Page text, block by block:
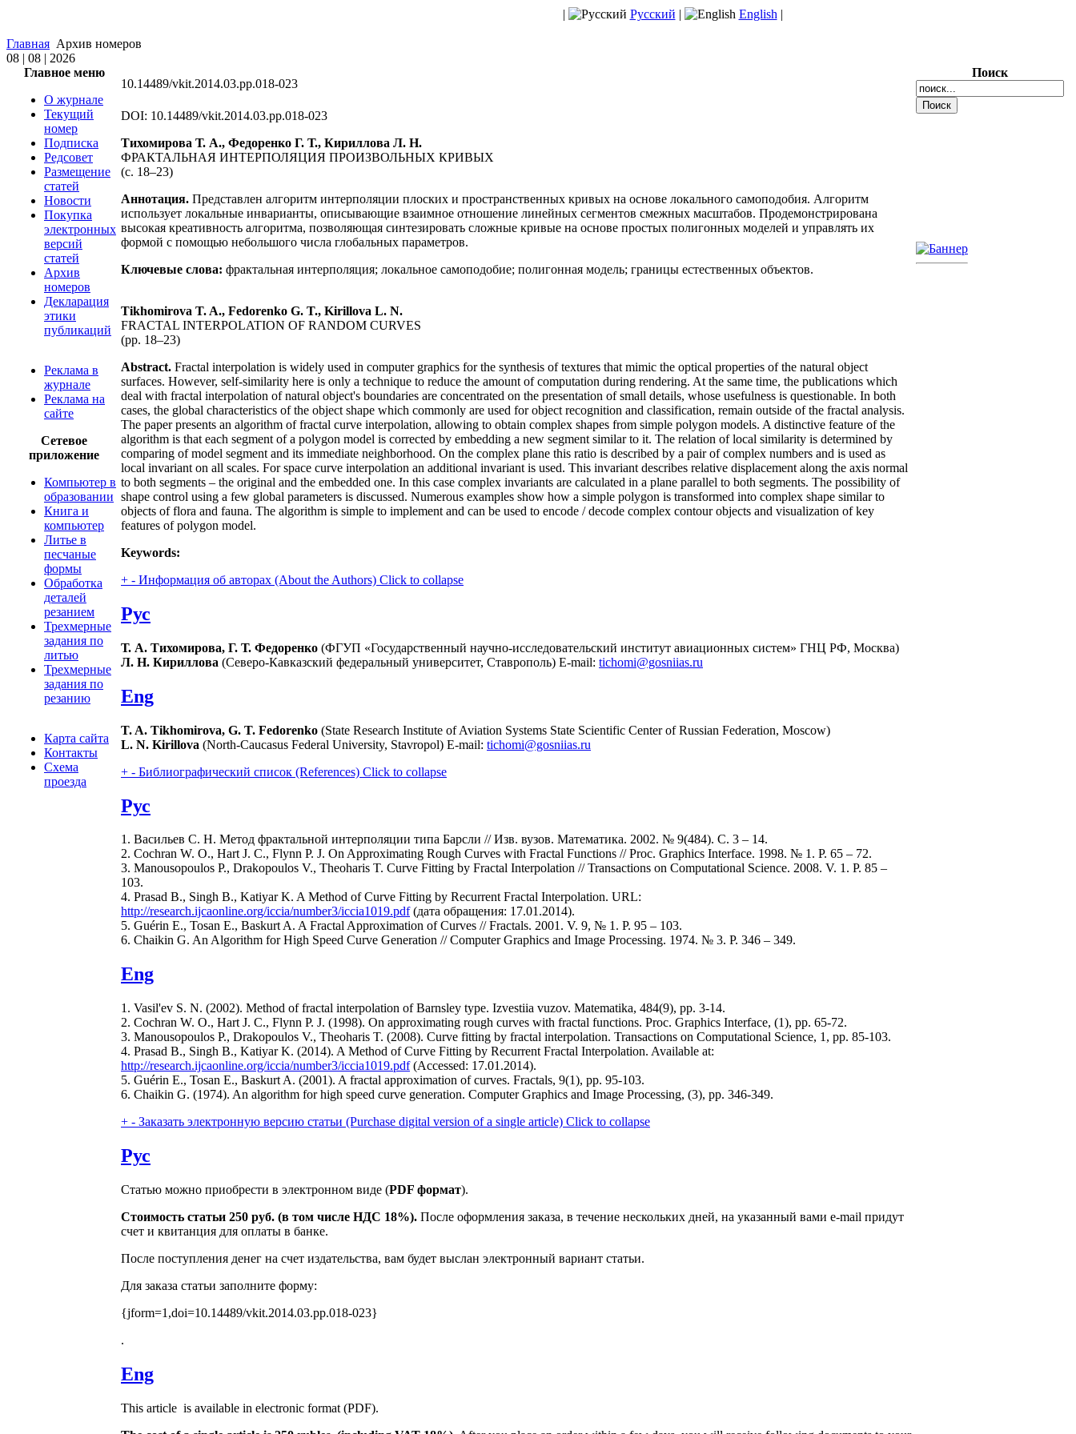
| Русский | English |
Главная Архив номеров
08 | 08 | 2026
Главное меню
О журнале
Текущий
номер
Подписка
Редсовет
Размещение
статей
Новости
Покупка
электронных
версий
статей
Архив
номеров
Декларация
этики
публикаций
Реклама в
журнале
Реклама на
сайте
Сетевое
приложение
Компьютер в
образовании
Книга и
компьютер
Литье в
песчаные
формы
Обработка
деталей
резанием
Трехмерные
задания по
литью
Трехмерные
задания по
резанию
Карта сайта
Контакты
Схема
проезда
10.14489/vkit.2014.03.pp.018-023
DOI: 10.14489/vkit.2014.03.pp.018-023
Тихомирова Т. А., Федоренко Г. Т., Кириллова Л. Н.
ФРАКТАЛЬНАЯ ИНТЕРПОЛЯЦИЯ ПРОИЗВОЛЬНЫХ КРИВЫХ
(с. 18–23)
Аннотация. Представлен алгоритм интерполяции плоских и пространственных кривых на основе локального самоподобия. Алгоритм
использует локальные инварианты, описывающие взаимное отношение линейных сегментов смежных масштабов. Продемонстрирована
высокая креативность алгоритма, позволяющая синтезировать сложные кривые на основе простых полигонных моделей и управлять их
формой с помощью небольшого числа глобальных параметров.
Ключевые слова: фрактальная интерполяция; локальное самоподобие; полигонная модель; границы естественных объектов.
Tikhomirova T. A., Fedorenko G. T., Kirillova L. N.
FRACTAL INTERPOLATION OF RANDOM CURVES
(pp. 18–23)
Abstract. Fractal interpolation is widely used in computer graphics for the synthesis of textures that mimic the optical properties of the natural object
surfaces. However, self-similarity here is only a technique to reduce the amount of computation during rendering. At the same time, the publications which
deal with fractal interpolation of natural object's boundaries are concentrated on the presentation of small details, whose usefulness is questionable. In both
cases, the global characteristics of the object shape which commonly are used for object recognition and classification, remain outside of the fractal analysis.
The paper presents an algorithm of fractal curve interpolation, allowing to obtain complex shapes from simple polygon models. A distinctive feature of the
algorithm is that each segment of a polygon model is corrected by embedding a new segment similar to it. The relation of local similarity is determined by
comparing of model segment and its immediate neighborhood. On the complex plane this ratio is described by a pair of complex numbers and is used as
local invariant on all scales. For space curve interpolation an additional invariant is used. This invariant describes relative displacement along the axis normal
to both segments – the original and the embedded one. In this case complex invariants are calculated in a plane parallel to both segments. The possibility of
shape control using a few global parameters is discussed. Numerous examples show how a simple polygon is transformed into complex shape similar to
objects of flora and fauna. The algorithm is simple to implement and can be used to encode / decode complex contour objects and visualization of key
features of polygon model.
Keywords:
+ - Информация об авторах (About the Authors) Click to collapse
Рус
Т. А. Тихомирова, Г. Т. Федоренко (ФГУП «Государственный научно-исследовательский институт авиационных систем» ГНЦ РФ, Москва)
Л. Н. Кириллова (Северо-Кавказский федеральный университет, Ставрополь) E-mail: tichomi@gosniias.ru
Eng
T. A. Tikhomirova, G. T. Fedorenko (State Research Institute of Aviation Systems State Scientific Center of Russian Federation, Moscow)
L. N. Kirillova (North-Caucasus Federal University, Stavropol) E-mail: tichomi@gosniias.ru
+ - Библиографический список (References) Click to collapse
Рус
1. Васильев С. Н. Метод фрактальной интерполяции типа Барсли // Изв. вузов. Математика. 2002. № 9(484). С. 3 – 14.
2. Cochran W. O., Hart J. C., Flynn P. J. On Approximating Rough Curves with Fractal Functions // Proc. Graphics Interface. 1998. № 1. P. 65 – 72.
3. Manousopoulos P., Drakopoulos V., Theoharis T. Curve Fitting by Fractal Interpolation // Transactions on Computational Science. 2008. V. 1. P. 85 –
103.
4. Prasad B., Singh B., Katiyar K. A Method of Curve Fitting by Recurrent Fractal Interpolation. URL:
http://research.ijcaonline.org/iccia/number3/iccia1019.pdf(дата обращения: 17.01.2014).
5. Guérin E., Tosan E., Baskurt A. A Fractal Approximation of Curves // Fractals. 2001. V. 9, № 1. Р. 95 – 103.
6. Chaikin G. An Algorithm for High Speed Curve Generation // Computer Graphics and Image Processing. 1974. № 3. Р. 346 – 349.
Eng
1. Vasil'ev S. N. (2002). Method of fractal interpolation of Barnsley type. Izvestiia vuzov. Matematika, 484(9), pp. 3-14.
2. Cochran W. O., Hart J. C., Flynn P. J. (1998). On approximating rough curves with fractal functions. Proc. Graphics Interface, (1), pp. 65-72.
3. Manousopoulos P., Drakopoulos V., Theoharis T. (2008). Curve fitting by fractal interpolation. Transactions on Computational Science, 1, pp. 85-103.
4. Prasad B., Singh B., Katiyar K. (2014). A Method of Curve Fitting by Recurrent Fractal Interpolation. Available at:
http://research.ijcaonline.org/iccia/number3/iccia1019.pdf(Accessed: 17.01.2014).
5. Guérin E., Tosan E., Baskurt A. (2001). A fractal approximation of curves. Fractals, 9(1), pp. 95-103.
6. Chaikin G. (1974). An algorithm for high speed curve generation. Computer Graphics and Image Processing, (3), pp. 346-349.
+ - Заказать электронную версию статьи (Purchase digital version of a single article) Click to collapse
Рус
Статью можно приобрести в электронном виде (PDF формат).
Стоимость статьи 250 руб. (в том числе НДС 18%). После оформления заказа, в течение нескольких дней, на указанный вами e-mail придут
счет и квитанция для оплаты в банке.
После поступления денег на счет издательства, вам будет выслан электронный вариант статьи.
Для заказа статьи заполните форму:
{jform=1,doi=10.14489/vkit.2014.03.pp.018-023}
.
Eng
This article is available in electronic format (PDF).
Поиск